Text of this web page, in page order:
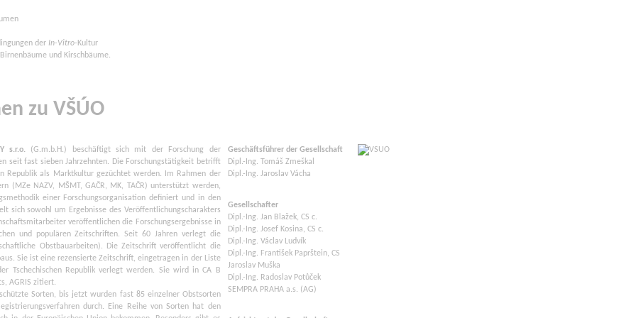
der In-Vitro- Kultur
und Kirschbäume.
zu VŠÚO
s.r.o. (G.m.b.H.) beschäftigt sich mit der Forschung der
seit fast sieben Jahrzehnten. Die Forschungstätigkeit betrifft
Republik als Marktkultur gezüchtet werden. Im Rahmen der
(MZe NAZV, MŠMT, GAČR, MK, TAČR) unterstützt werden,
einer Forschungsorganisation definiert und in den
sich sowohl um Ergebnisse des Veröffentlichungscharakters
veröffentlichen die Forschungsergebnisse in
und populären Zeitschriften. Seit 60 Jahren verlegt die
Obstbauarbeiten). Die Zeitschrift veröffentlicht die
Sie ist eine rezensierte Zeitschrift, eingetragen in der Liste
Tschechischen Republik verlegt werden. Sie wird in CA B
AGRIS zitiert.
Sorten, bis jetzt wurden fast 85 einzelner Obstsorten
durch. Eine Reihe von Sorten hat den
Geschäftsführer der Gesellschaft
Dipl.-Ing. Tomáš Zmeškal
Dipl.-Ing. Jaroslav Vácha
Gesellschafter
Dipl.-Ing. Jan Blažek, CS c.
Dipl.-Ing. Josef Kosina, CS c.
Dipl.-Ing. Václav Ludvík
Dipl.-Ing. František Paprštein, CS
Jaroslav Muška
Dipl.-Ing. Radoslav Potůček
SEMPRA PRAHA a.s. (AG)